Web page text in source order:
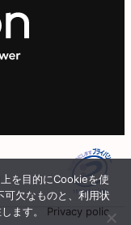
を目的にCookieを使
欠なものと、利用状
ます。 Privacy polic